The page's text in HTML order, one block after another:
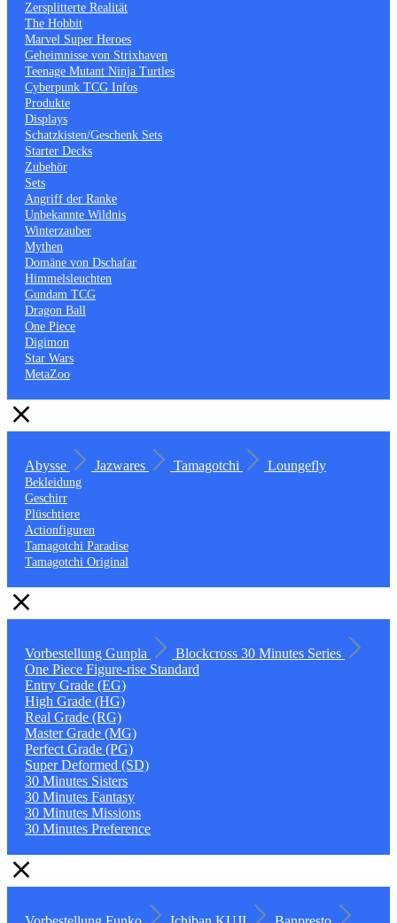
Zersplitterte Realität
The Hobbit
Marvel Super Heroes
Geheimnisse von Strixhaven
Teenage Mutant Ninja Turtles
Cyberpunk TCG Infos
Produkte
Displays
Schatzkisten/Geschenk Sets
Starter Decks
Zubehör
Sets
Angriff der Ranke
Unbekannte Wildnis
Winterzauber
Mythen
Domäne von Dschafar
Himmelsleuchten
Gundam TCG
Dragon Ball
One Piece
Digimon
Star Wars
MetaZoo
Abysse Jazwares Tamagotchi Loungefly
Bekleidung
Geschirr
Plüschtiere
Actionfiguren
Tamagotchi Paradise
Tamagotchi Original
Vorbestellung Gunpla Blockcross 30 Minutes Series
One Piece Figure-rise Standard
Entry Grade (EG)
High Grade (HG)
Real Grade (RG)
Master Grade (MG)
Perfect Grade (PG)
Super Deformed (SD)
30 Minutes Sisters
30 Minutes Fantasy
30 Minutes Missions
30 Minutes Preference